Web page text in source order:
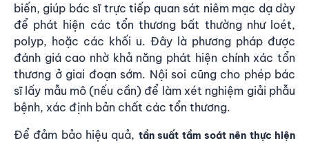
biến, giúp bác sĩ trực tiếp quan sát niêm mạc dạ dày
để phát hiện các tổn thương bất thường như loét,
polyp, hoặc các khối u. Đây là phương pháp được
đánh giá cao nhờ khả năng phát hiện chính xác tổn
thương ở giai đoạn sớm. Nội soi cũng cho phép bác
sĩ lấy mẫu mô (nếu cần) để làm xét nghiệm giải phẫu
bệnh, xác định bản chất các tổn thương.
Để đảm bảo hiệu quả, tần suất tầm soát nên thực hiện